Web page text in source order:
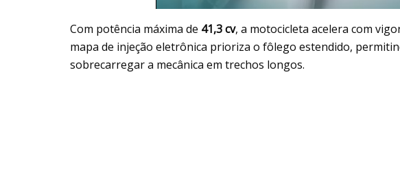
Com potência máxima de 41,3 cv, a motocicleta acelera com
mapa de injeção eletrônica prioriza o fôlego estendido,
sobrecarregar a mecânica em trechos longos.